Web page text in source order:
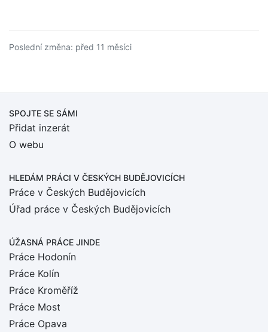
Poslední změna: před 11 měsíci
SPOJTE SE SÁMI
Přidat inzerát
O webu
HLEDÁM PRÁCI V ČESKÝCH BUDĚJOVICÍCH
Práce v Českých Budějovicích
Úřad práce v Českých Budějovicích
ÚŽASNÁ PRÁCE JINDE
Práce Hodonín
Práce Kolín
Práce Kroměříž
Práce Most
Práce Opava